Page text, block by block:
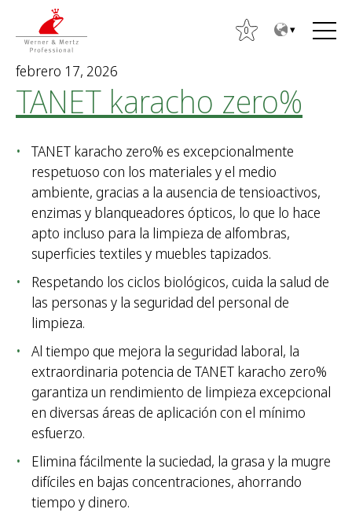
0
febrero 17, 2026
TANET karacho zero%
TANET karacho zero% es excepcionalmente
respetuoso con los materiales y el medio
ambiente, gracias a la ausencia de tensioactivos,
enzimas y blanqueadores ópticos, lo que lo hace
apto incluso para la limpieza de alfombras,
superficies textiles y muebles tapizados.
Respetando los ciclos biológicos, cuida la salud de
las personas y la seguridad del personal de
limpieza.
Al tiempo que mejora la seguridad laboral, la
extraordinaria potencia de TANET karacho zero%
garantiza un rendimiento de limpieza excepcional
en diversas áreas de aplicación con el mínimo
esfuerzo.
Elimina fácilmente la suciedad, la grasa y la mugre
difíciles en bajas concentraciones, ahorrando
tiempo y dinero.